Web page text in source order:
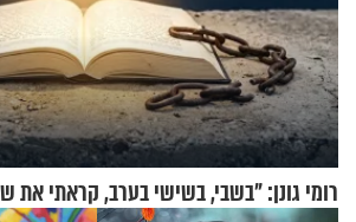
רומי גונן: "בשבי, בשישי בערב, קראתי את